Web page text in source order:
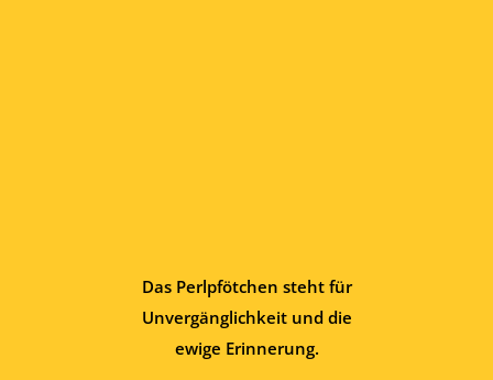
Das Perlpfötchen steht für
Unvergänglichkeit und die
ewige Erinnerung.